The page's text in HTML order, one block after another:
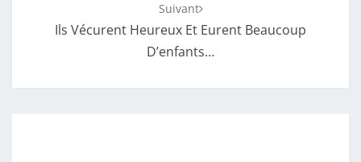
Suivant
Ils Vécurent Heureux Et Eurent Beaucoup
D’enfants…